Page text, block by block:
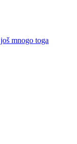
mnogo toga